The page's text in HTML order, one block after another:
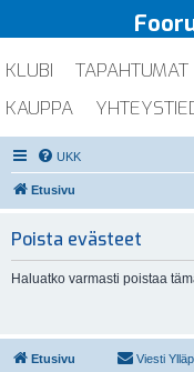
KLUBI TAPAHTUMAT
KAUPPA
UKK
Etusivu
Poista evästeet
Haluatko varmasti poistaa
Etusivu Viesti